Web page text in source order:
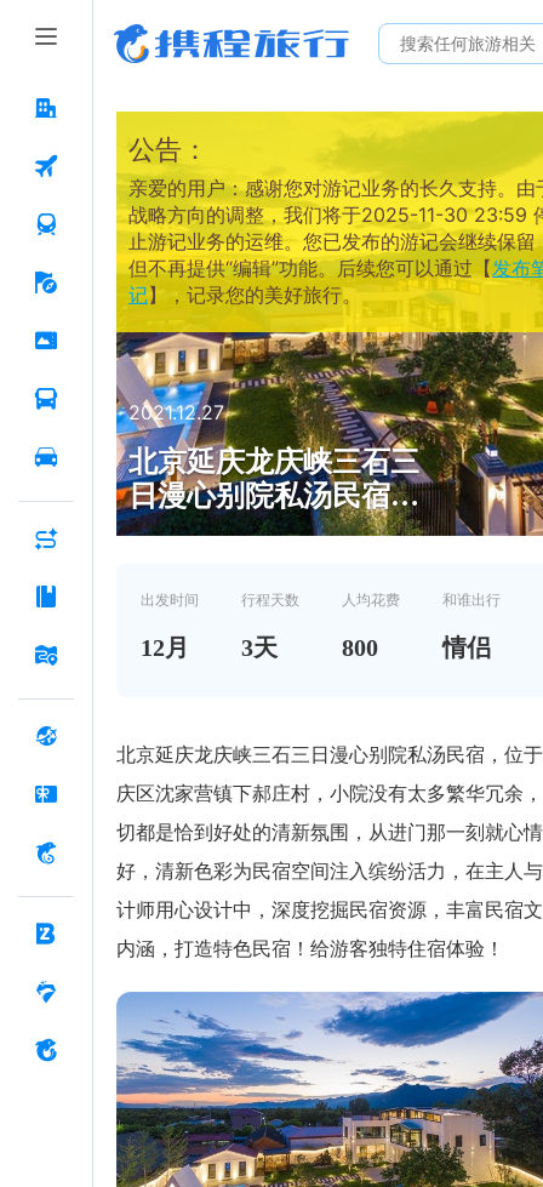
公告：
亲爱的用户：感谢您对游记业务的长久支持。由
战略方向的调整，我们将于2025-11-30 23:59
止游记业务的运维。您已发布的游记会继续保留
但不再提供“编辑”功能。后续您可以通过【发布
记】，记录您的美好旅行。
2021.12.27
北京延庆龙庆峡三石三
日漫心别院私汤民宿，
卧室全景透明玻璃天
出发时间
12月
行程天数
3天
人均花费
800
和谁出行
情侣
北京延庆龙庆峡三石三日漫心别院私汤民宿，位
庆区沈家营镇下郝庄村，小院没有太多繁华冗余
切都是恰到好处的清新氛围，从进门那一刻就心
好，清新色彩为民宿空间注入缤纷活力，在主人
计师用心设计中，深度挖掘民宿资源，丰富民宿
内涵，打造特色民宿！给游客独特住宿体验！